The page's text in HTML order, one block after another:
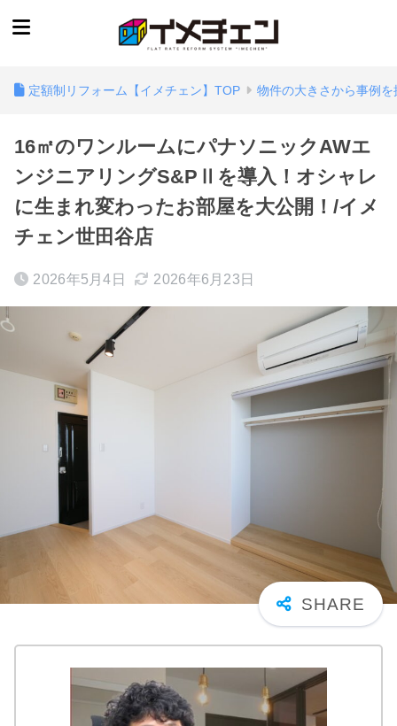
定額制リフォーム【イメチェン】TOP 物件の大きさから事例を
16㎡のワンルームにパナソニックAWエ
ンジニアリングS&PⅡを導入！オシャレ
に生まれ変わったお部屋を大公開！/イメ
チェン世田谷店
2026年5月4日 2026年6月23日